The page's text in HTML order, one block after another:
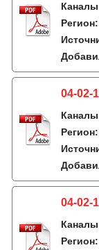
Каналы
Регион:
04-02-
Каналы
Регион:
04-02-
Каналы
Регион: